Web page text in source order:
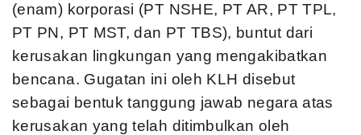
(enam) korporasi (PT NSHE, PT AR, PT TPL,
PT PN, PT MST, dan PT TBS), buntut dari
kerusakan lingkungan yang mengakibatkan
bencana. Gugatan ini oleh KLH disebut
sebagai bentuk tanggung jawab negara atas
kerusakan yang telah ditimbulkan oleh